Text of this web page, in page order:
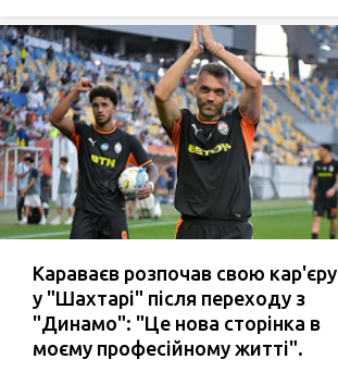
Караваєв розпочав свою кар'єру
у "Шахтарі" після переходу з
"Динамо": "Це нова сторінка в
моєму професійному житті".